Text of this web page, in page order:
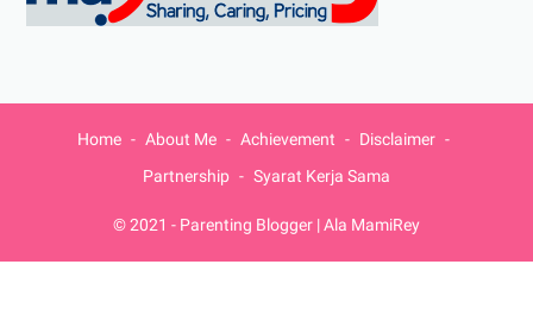
Home About Me Achievement
Disclaimer
Partnership
Syarat Kerja Sama
© 2021 - Parenting Blogger | Ala MamiRey